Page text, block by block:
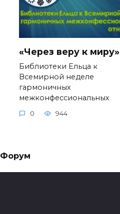
«Через веру к миру»
Библиотеки Ельца к
Всемирной неделе
гармоничных
межконфессиональных
0 944
Форум